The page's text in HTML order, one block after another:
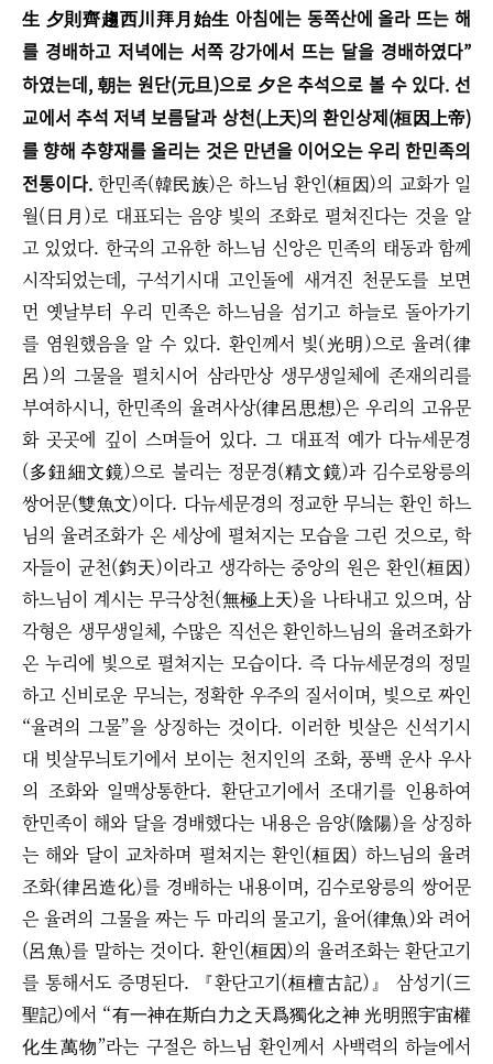
生 夕則齊趨西川拜月始生 아침에는 동쪽산에 올라 뜨는 해
를 경배하고 저녁에는 서쪽 강가에서 뜨는 달을 경배하였다”
하였는데, 朝는 원단(元旦)으로 夕은 추석으로 볼 수 있다. 선
교에서 추석 저녁 보름달과 상천(上天)의 환인상제(桓因上帝)
를 향해 추향재를 올리는 것은 만년을 이어오는 우리 한민족의
전통이다. 한민족(韓民族)은 하느님 환인(桓因)의 교화가 일
월(日月)로 대표되는 음양 빛의 조화로 펼쳐진다는 것을 알
고 있었다. 한국의 고유한 하느님 신앙은 민족의 태동과 함께
시작되었는데, 구석기시대 고인돌에 새겨진 천문도를 보면
먼 옛날부터 우리 민족은 하느님을 섬기고 하늘로 돌아가기
를 염원했음을 알 수 있다. 환인께서 빛(光明)으로 율려(律
呂)의 그물을 펼치시어 삼라만상 생무생일체에 존재의리를
부여하시니, 한민족의 율려사상(律呂思想)은 우리의 고유문
화 곳곳에 깊이 스며들어 있다. 그 대표적 예가 다뉴세문경
(多鈕細文鏡)으로 불리는 정문경(精文鏡)과 김수로왕릉의
쌍어문(雙魚文)이다. 다뉴세문경의 정교한 무늬는 환인 하느
님의 율려조화가 온 세상에 펼쳐지는 모습을 그린 것으로, 학
자들이 균천(鈞天)이라고 생각하는 중앙의 원은 환인(桓因)
하느님이 계시는 무극상천(無極上天)을 나타내고 있으며, 삼
각형은 생무생일체, 수많은 직선은 환인하느님의 율려조화가
온 누리에 빛으로 펼쳐지는 모습이다. 즉 다뉴세문경의 정밀
하고 신비로운 무늬는, 정확한 우주의 질서이며, 빛으로 짜인
“율려의 그물”을 상징하는 것이다. 이러한 빗살은 신석기시
대 빗살무늬토기에서 보이는 천지인의 조화, 풍백 운사 우사
의 조화와 일맥상통한다. 환단고기에서 조대기를 인용하여
한민족이 해와 달을 경배했다는 내용은 음양(陰陽)을 상징하
는 해와 달이 교차하며 펼쳐지는 환인(桓因) 하느님의 율려
조화(律呂造化)를 경배하는 내용이며, 김수로왕릉의 쌍어문
은 율려의 그물을 짜는 두 마리의 물고기, 율어(律魚)와 려어
(呂魚)를 말하는 것이다. 환인(桓因)의 율려조화는 환단고기
를 통해서도 증명된다. 『환단고기(桓檀古記)』 삼성기(三
聖記)에서 “有一神在斯白力之天爲獨化之神 光明照宇宙權
化生萬物”라는 구절은 하느님 환인께서 사백력의 하늘에서